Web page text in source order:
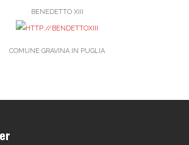
BENEDETTO XIII
COMUNE GRAVINA IN PUGLIA